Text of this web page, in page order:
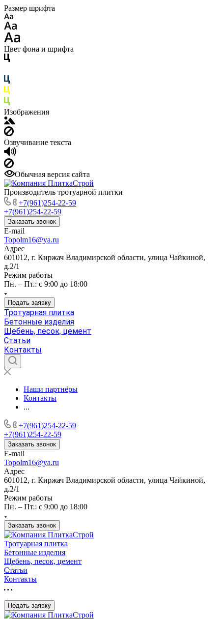
Размер шрифта
Цвет фона и шрифта
Изображения
Озвучивание текста
Обычная версия сайта
Производитель тротуарной плитки
+7(961)254-22-59
+7(961)254-22-59
Заказать звонок
E-mail
Topolm16@ya.ru
Адрес
601012, г. Киржач Владимирской области, улица Чайкиной,
д.2/1
Режим работы
Пн. – Пт.: с 9:00 до 18:00
Подать заявку
Тротуарная плитка
Бетонные изделия
Щебень, песок, цемент
Статьи
Контакты
Наши партнёры
Контакты
...
+7(961)254-22-59
+7(961)254-22-59
Заказать звонок
E-mail
Topolm16@ya.ru
Адрес
601012, г. Киржач Владимирской области, улица Чайкиной,
д.2/1
Режим работы
Пн. – Пт.: с 9:00 до 18:00
Заказать звонок
Тротуарная плитка
Бетонные изделия
Щебень, песок, цемент
Статьи
Контакты
Подать заявку